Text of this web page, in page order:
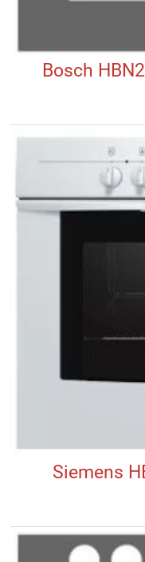
Bosch
Siemens